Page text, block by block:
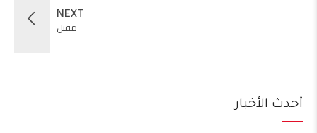
NEXT
مقبل
أحدث الأخبار